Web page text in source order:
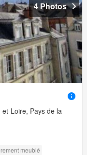
4 Photos
Loire, Pays de la
meublé